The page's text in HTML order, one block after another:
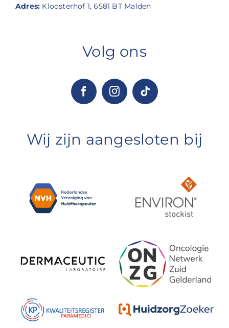
Adres: Kloosterhof 1, 6581 BT Malden
Volg ons
Wij zijn aangesloten bij